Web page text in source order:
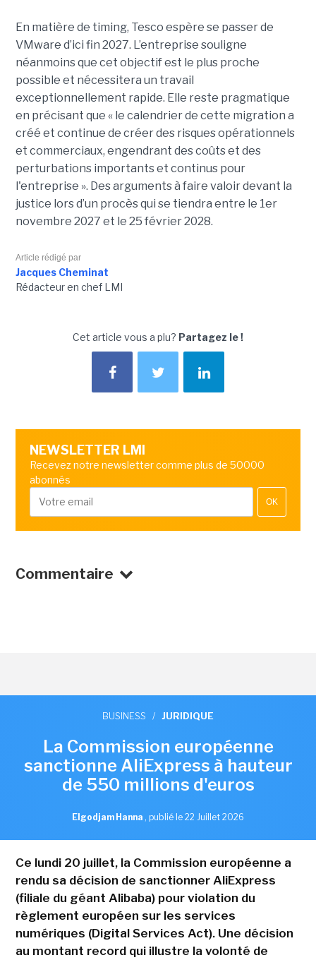
En matière de timing, Tesco espère se passer de
VMware d’ici fin 2027. L’entreprise souligne
néanmoins que cet objectif est le plus proche
possible et nécessitera un travail
exceptionnellement rapide. Elle reste pragmatique
en précisant que « le calendrier de cette migration a
créé et continue de créer des risques opérationnels
et commerciaux, engendrant des coûts et des
perturbations importants et continus pour
l'entreprise ». Des arguments à faire valoir devant la
justice lors d’un procès qui se tiendra entre le 1er
novembre 2027 et le 25 février 2028.
Article rédigé par
Jacques Cheminat
Rédacteur en chef LMI
Cet article vous a plu? Partagez le !
NEWSLETTER LMI
Recevez notre newsletter comme plus de 50000
abonnés
OK
Commentaire
BUSINESS / JURIDIQUE
La Commission européenne
sanctionne AliExpress à hauteur
de 550 millions d'euros
Elgodjam Hanna , publié le 22 Juillet 2026
Ce lundi 20 juillet, la Commission européenne a
rendu sa décision de sanctionner AliExpress
(filiale du géant Alibaba) pour violation du
règlement européen sur les services
numériques (Digital Services Act). Une décision
au montant record qui illustre la volonté de